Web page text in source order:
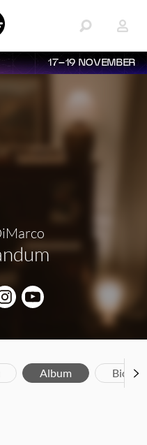
17–19 NOVEMBER
Album